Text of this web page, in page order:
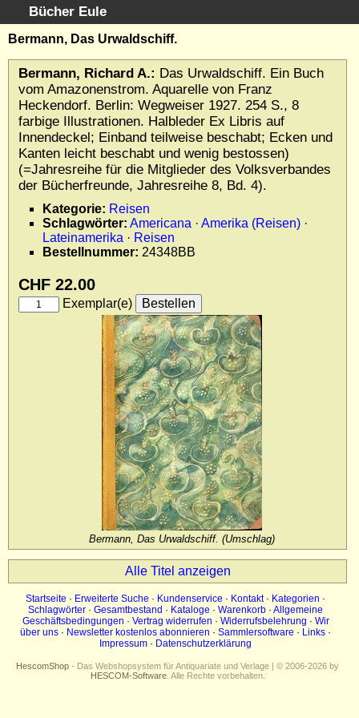
Bücher Eule
Schnellsuche:
Startseite
Erweiterte Suche
Kundenservice
Kontakt
Kategorien
Schlagwörter
Gesamtbestand
Kataloge
Warenkorb
Allgemeine Geschäftsbedingungen
Wir über uns
Newsletter kostenlos abonnieren
Bermann, Das Urwaldschiff.
Bermann, Richard A.: Das Urwaldschiff. Ein Buch
vom Amazonenstrom. Aquarelle von Franz
Heckendorf. Berlin: Wegweiser 1927. 254 S., 8
farbige Illustrationen. Halbleder Ex Libris auf
Innendeckel; Einband teilweise beschabt; Ecken und
Kanten leicht beschabt und wenig bestossen)
(=Jahresreihe für die Mitglieder des Volksverbandes
der Bücherfreunde, Jahresreihe 8, Bd. 4).
Kategorie: Reisen
Schlagwörter: Americana · Amerika (Reisen) ·
Lateinamerika · Reisen
Bestellnummer: 24348BB
CHF 22.00
Exemplar(e)
Bermann, Das Urwaldschiff. (Umschlag)
Alle Titel anzeigen
Startseite · Erweiterte Suche · Kundenservice · Kontakt· Kategorien ·
Schlagwörter · Gesamtbestand · Kataloge · Warenkorb · Allgemeine
Geschäftsbedingungen · Vertrag widerrufen · Widerrufsbelehrung · Wir
über uns · Newsletter kostenlos abonnieren · Sammlersoftware · Links ·
Impressum · Datenschutzerklärung
HescomShop - Das Webshopsystem für Antiquariate und Verlage | © 2006-2026 by
HESCOM-Software. Alle Rechte vorbehalten.